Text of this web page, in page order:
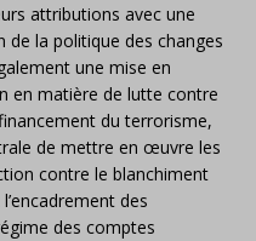
attributions avec une
de la politique des changes
une mise en
en matière de lutte contre
du terrorisme,
de mettre en œuvre les
contre le blanchiment
des
des comptes